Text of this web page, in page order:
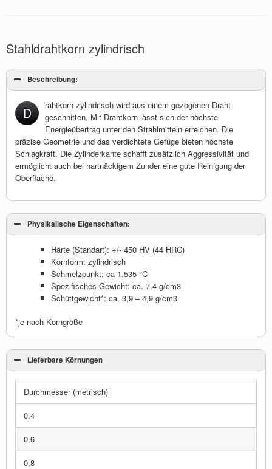
Stahldrahtkorn zylindrisch
Beschreibung:
D
rahtkorn zylindrisch wird aus einem gezogenen Draht
geschnitten. Mit Drahtkorn lässt sich der höchste
Energieübertrag unter den Strahlmitteln erreichen. Die
präzise Geometrie und das verdichtete Gefüge bieten höchste
Schlagkraft. Die Zylinderkante schafft zusätzlich Aggressi­vität und
ermöglicht auch bei hartnäckigem Zunder eine gute Reinigung der
Oberfläche.
Physikalische Eigenschaften:
Härte (Standart): +/- 450 HV (44 HRC)
Kornform: zylindrisch
Schmelzpunkt: ca 1.535 °C
Spezifisches Gewicht: ca. 7,4 g/cm3
Schüttgewicht*: ca. 3,9 – 4,9 g/cm3
*je nach Korngröße
Lieferbare Körnungen
Durchmesser (metrisch)
0,4
0,6
0,8